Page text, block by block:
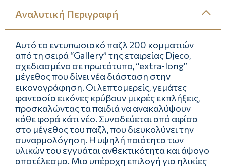
Αναλυτική Περιγραφή
Αυτό το εντυπωσιακό παζλ 200 κομματιών
από τη σειρά “Gallery” της εταιρείας Djeco,
σχεδιασμένο σε πρωτότυπο, “extra-long”
μέγεθος που δίνει νέα διάσταση στην
εικονογράφηση. Οι λεπτομερείς, γεμάτες
φαντασία εικόνες κρύβουν μικρές εκπλήξεις,
προσκαλώντας τα παιδιά να ανακαλύψουν
κάθε φορά κάτι νέο. Συνοδεύεται από αφίσα
στο μέγεθος του παζλ, που διευκολύνει την
συναρμολόγηση. Η υψηλή ποιότητα των
υλικών του εγγυάται ανθεκτικότητα και άψογο
αποτέλεσμα. Μια υπέροχη επιλογή για ηλικίες